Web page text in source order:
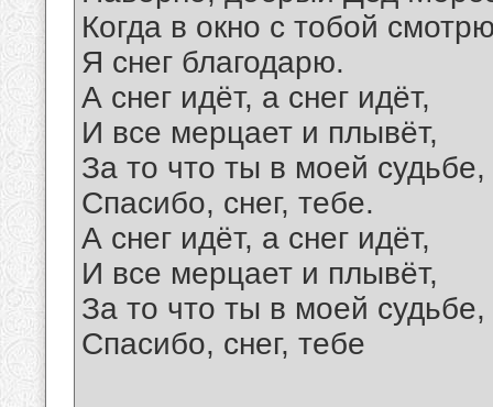
Когда в окно с тобой
Я снег благодарю.
А снег идёт, а снег идёт,
И все мерцает и плывёт,
За то что ты в моей судьбе,
Спасибо, снег, тебе.
А снег идёт, а снег идёт,
И все мерцает и плывёт,
За то что ты в моей судьбе,
Спасибо, снег, тебе